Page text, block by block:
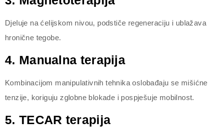
Djeluje na ćelijskom nivou, podstiče regeneraciju i ublažava
hronične tegobe.
4. Manualna terapija
Kombinacijom manipulativnih tehnika oslobađaju se mišićne
tenzije, koriguju zglobne blokade i pospješuje mobilnost.
5. TECAR terapija